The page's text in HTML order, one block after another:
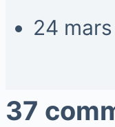
24
37